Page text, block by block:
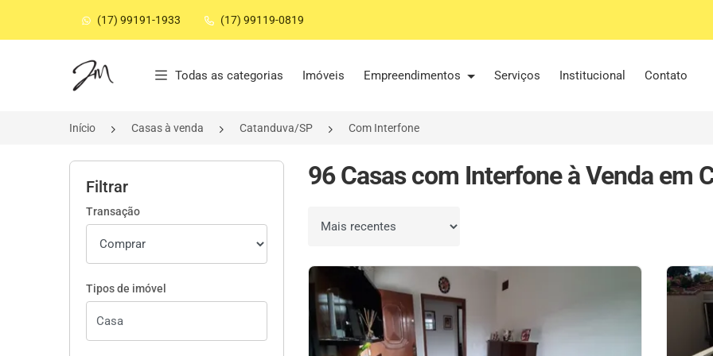
(17) 99191-1933 (17) 99119-0819
Página inicial
Todas as categorias Imóveis Empreendimentos Serviços Institucional Contato
Início Casas à venda Catanduva/SP Com Interfone
Filtrar
Transação
Tipos de imóvel
96 Casas com Interfone à Venda em
Ordenar por